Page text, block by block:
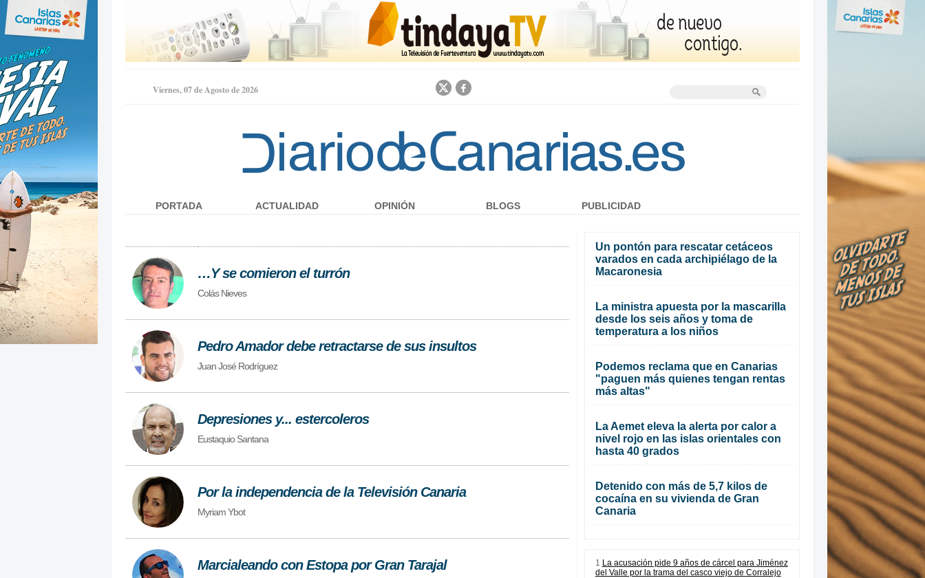
Viernes, 07 de Agosto de 2026
…Y se comieron el turrón
Colás Nieves
Pedro Amador debe retractarse de sus insultos
Juan José Rodríguez
Depresiones y... estercoleros
Eustaquio Santana
Por la independencia de la Televisión Canaria
Myriam Ybot
Marcialeando con Estopa por Gran Tarajal
PORTADA ACTUALIDAD OPINIÓN BLOGS PUBLICIDAD
Un pontón para rescatar cetáceos
varados en cada archipiélago de la
Macaronesia
La ministra apuesta por la mascarilla
desde los seis años y toma de
temperatura a los niños
Podemos reclama que en Canarias
"paguen más quienes tengan rentas
más altas"
La Aemet eleva la alerta por calor a
nivel rojo en las islas orientales con
hasta 40 grados
Detenido con más de 5,7 kilos de
cocaína en su vivienda de Gran
Canaria
1 La acusación pide 9 años de cárcel para Jiménez
del Valle por la trama del casco viejo de Corralejo